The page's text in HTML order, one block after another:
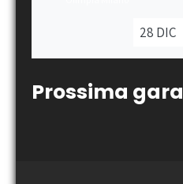
28 DIC
Prossima gara